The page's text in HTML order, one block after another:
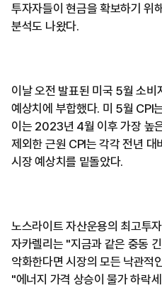
투자자들이 현금을 확보하기 위
분석도 나왔다.
이날 오전 발표된 미국 5월 소
예상치에 부합했다. 미 5월 CPI
이는 2023년 4월 이후 가장 높
제외한 근원 CPI는 각각 전년
시장 예상치를 밑돌았다.
노스라이트 자산운용의 최고투
자카렐리는 "지금과 같은 중동
악화한다면 시장의 모든 낙관적
"에너지 가격 상승이 물가 하락